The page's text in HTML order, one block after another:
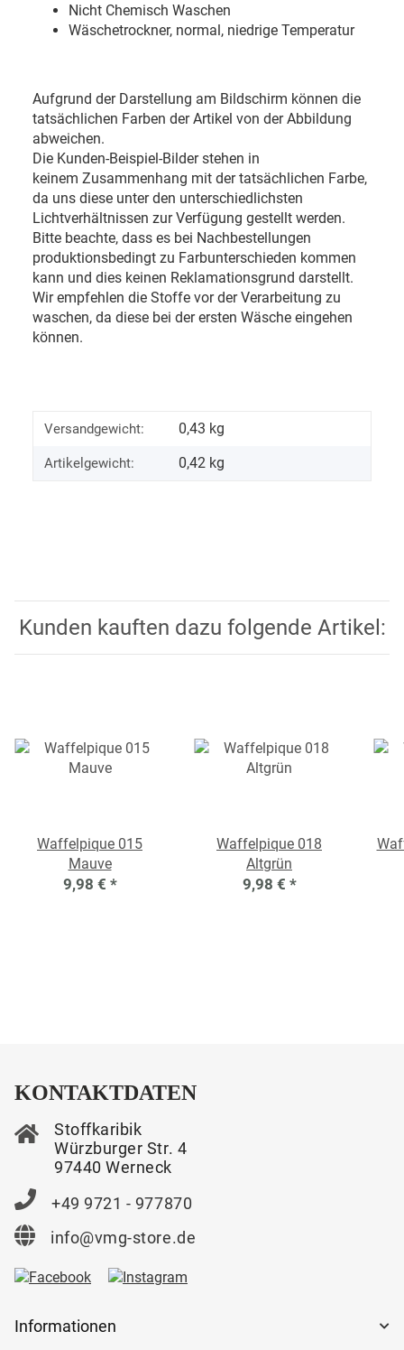
Nicht Chemisch Waschen
Wäschetrockner, normal, niedrige Temperatur
Aufgrund der Darstellung am Bildschirm können die
tatsächlichen Farben der Artikel von der Abbildung
abweichen.
Die Kunden-Beispiel-Bilder stehen in
keinem Zusammenhang mit der tatsächlichen Farbe,
da uns diese unter den unterschiedlichsten
Lichtverhältnissen zur Verfügung gestellt werden.
Bitte beachte, dass es bei Nachbestellungen
produktionsbedingt zu Farbunterschieden kommen
kann und dies keinen Reklamationsgrund darstellt.
Wir empfehlen die Stoffe vor der Verarbeitung zu
waschen, da diese bei der ersten Wäsche eingehen
können.
Versandgewicht: 0,43 kg
Artikelgewicht: 0,42 kg
Kunden kauften dazu folgende Artikel:
Waffelpique 015
Mauve
9,98 € *
Waffelpique 018
Altgrün
9,98 € *
KONTAKTDATEN
Stoffkaribik
Würzburger Str. 4
97440 Werneck
+49 9721 - 977870
info@vmg-store.de
Informationen